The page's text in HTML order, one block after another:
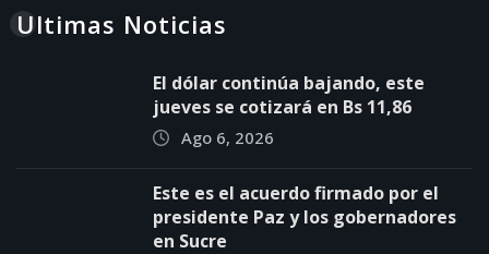
Ultimas Noticias
El dólar continúa bajando, este
jueves se cotizará en Bs 11,86
Ago 6, 2026
Este es el acuerdo firmado por el
presidente Paz y los gobernadores
en Sucre